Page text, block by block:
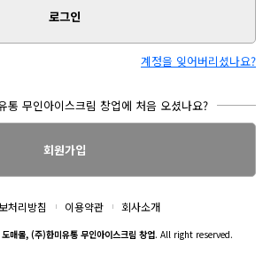
로그인
계정을 잊어버리셨나요?
통 무인아이스크림 창업에 처음 오셨나요?
회원가입
처리방침 이용약관 회사소개
매몰, (주)한미유통 무인아이스크림 창업. All right reserved.